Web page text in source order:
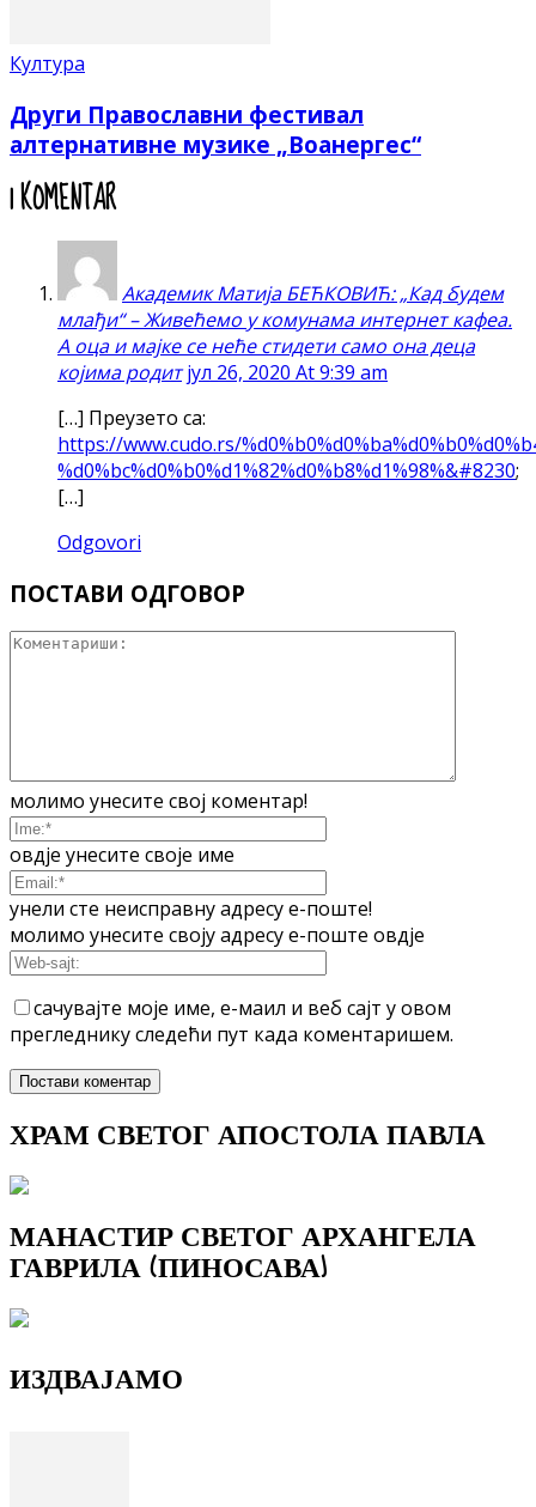
Култура
Други Православни фестивал
алтернативне музике „Воанергес“
1 KOMENTAR
Академик Матија БЕЋКОВИЋ: „Кад будем
млађи“ – Живећемо у комунама интернет кафеа.
А оца и мајке се неће стидети само она деца
којима родит јул 26, 2020 At 9:39 am
[…] Преузето са:
https://www.cudo.rs/
%d0%bc%d0%b0%d1%82%d0%b8%d1%98%&#8230;
[…]
Odgovori
ПОСТАВИ ОДГОВОР
молимо унесите свој коментар!
овдје унесите своје име
унели сте неисправну адресу е-поште!
молимо унесите своју адресу е-поште овдје
сачувајте моје име, е-маил и веб сајт у овом
прегледнику следећи пут када коментаришем.
ХРАМ СВЕТОГ АПОСТОЛА ПАВЛА
МАНАСТИР СВЕТОГ АРХАНГЕЛА
ГАВРИЛА (ПИНОСАВА)
ИЗДВАЈАМО